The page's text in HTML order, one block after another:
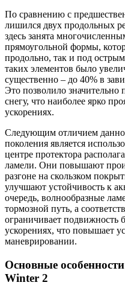
По сравнению с
лишился двух продольных
здесь занята
прямоугольной формы,
продольно, так и под
таких элементов было
существенно – до 40% в
Это позволило значительно
снегу, что наиболее ярко
ускорениях.
Следующим отличием
поколения является
центре протектора
ламели. Они повышают
разгоне на скользком
улучшают устойчивость к
очередь, волнообразные
тормозной путь, а
ограничивает подвижность
ускорениях, что повышает
маневрировании.
Основные
Winter 2